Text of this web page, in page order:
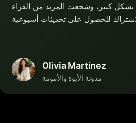
بشكل كبير، وشجعت المزيد من القراء
Olivia Martinez
مدونة الأبوة والأمومة